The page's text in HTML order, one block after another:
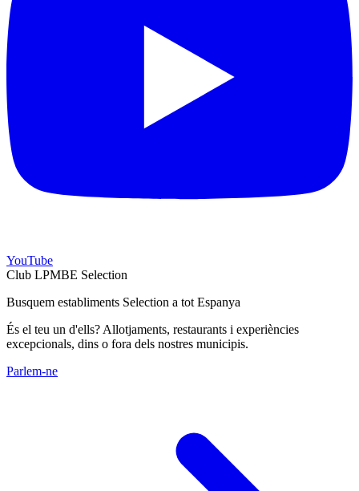
YouTube
Club LPMBE Selection
Busquem establiments Selection a tot Espanya
És el teu un d'ells? Allotjaments, restaurants i experiències
excepcionals, dins o fora dels nostres municipis.
Parlem-ne